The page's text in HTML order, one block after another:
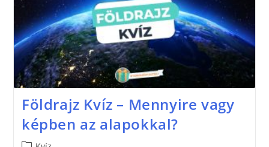
Földrajz Kvíz – Mennyire vagy
képben az alapokkal?